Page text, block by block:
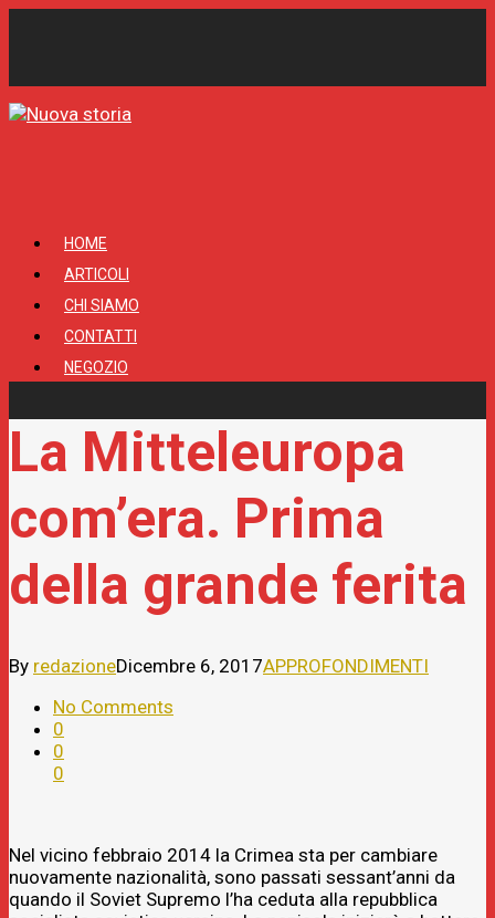
HOME
ARTICOLI
CHI SIAMO
CONTATTI
NEGOZIO
La Mitteleuropa
com’era. Prima
della grande ferita
By redazioneDicembre 6, 2017APPROFONDIMENTI
No Comments
0
0
0
Nel vicino febbraio 2014 la Crimea sta per cambiare
nuovamente nazionalità, sono passati sessant’anni da
quando il Soviet Supremo l’ha ceduta alla repubblica